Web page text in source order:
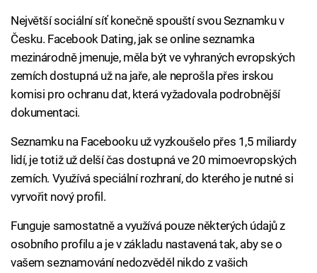
Největší sociální síť konečně spouští svou Seznamku v
Česku. Facebook Dating, jak se online seznamka
mezinárodně jmenuje, měla být ve vyhraných evropských
zemích dostupná už na jaře, ale neprošla přes irskou
komisi pro ochranu dat, která vyžadovala podrobnější
dokumentaci.
Seznamku na Facebooku už vyzkoušelo přes 1,5 miliardy
lidí, je totiž už delší čas dostupná ve 20 mimoevropských
zemích. Využívá speciální rozhraní, do kterého je nutné si
vyrvořit nový profil.
Funguje samostatně a využívá pouze některých údajů z
osobního profilu a je v základu nastavená tak, aby se o
vašem seznamování nedozvěděl nikdo z vašich